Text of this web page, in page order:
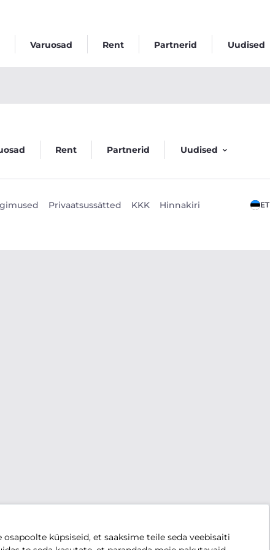
Varuosad Rent Partnerid Uudised
küpsiseid, et saaksime teile seda veebisaiti
Rent Partnerid Uudised
Privaatsussätted KKK Hinnakiri ET